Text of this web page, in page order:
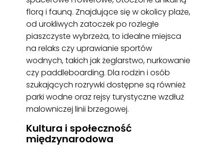
florą i fauną. Znajdujące się w okolicy plaże,
od urokliwych zatoczek po rozległe
piaszczyste wybrzeża, to idealne miejsca
na relaks czy uprawianie sportów
wodnych, takich jak żeglarstwo, nurkowanie
czy paddleboarding. Dla rodzin i osób
szukających rozrywki dostępne są również
parki wodne oraz rejsy turystyczne wzdłuż
malowniczej linii brzegowej.
Kultura i społeczność
międzynarodowa